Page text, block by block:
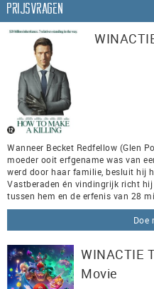
Prijsvragen
Wanneer Becket Redfellow (Glen
moeder ooit erfgename was van
werd door haar familie, besluit hij
Vastberaden én vindingrijk richt
tussen hem en de erfenis van 28
Doe
WINACTIE
Movie